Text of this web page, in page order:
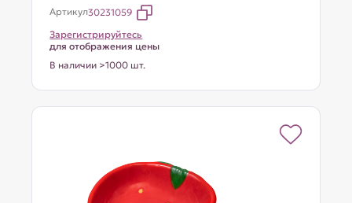
Артикул30231059
Зарегистрируйтесь
для отображения цены
В наличии >1000 шт.